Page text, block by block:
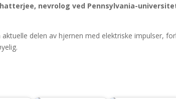
nevrolog ved Pennsylvania-
delen av hjernen med elektriske impulser,